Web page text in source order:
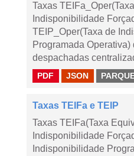
Taxas
Indisponibilidade
TEIP_Oper(Taxa de
Programada Operativa)
despachadas
PDF JSON
Taxas TEIFa e TEIP
Taxas TEIFa(Taxa
Indisponibilidade
Indisponibilidade